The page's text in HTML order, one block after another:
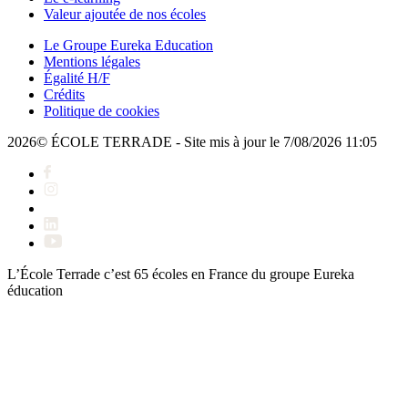
Valeur ajoutée de nos écoles
Le Groupe Eureka Education
Mentions légales
Égalité H/F
Crédits
Politique de cookies
2026© ÉCOLE TERRADE - Site mis à jour le 7/08/2026 11:05
L’École Terrade c’est 65 écoles en France du groupe Eureka
éducation